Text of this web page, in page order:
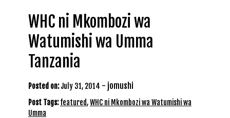
WHC ni Mkombozi wa
Watumishi wa Umma
Tanzania
Posted on: July 31, 2014 - jomushi
Post Tags:featured,WHC ni Mkombozi wa Watumishi wa
Umma